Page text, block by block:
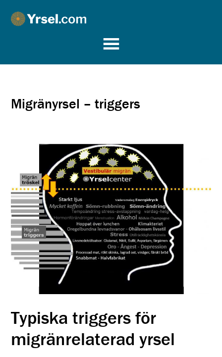
Yrsel.com
Migränyrsel – triggers
Typiska triggers för
migränrelaterad yrsel